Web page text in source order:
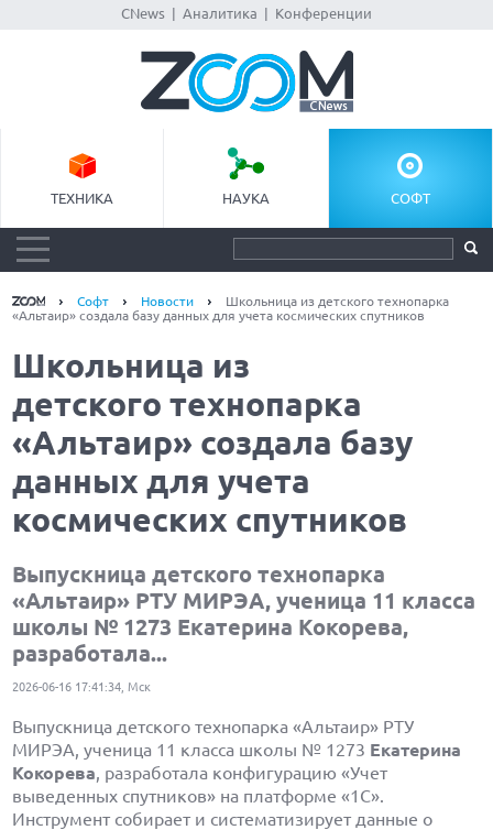
CNews Аналитика Конференции
ТЕХНИКА НАУКА СОФТ
Софт Новости
Школьница из детского технопарка
«Альтаир» создала базу данных для учета космических спутников
Школьница из
детского технопарка
«Альтаир» создала базу
данных для учета
космических спутников
Выпускница детского технопарка
«Альтаир» РТУ МИРЭА, ученица 11 класса
школы № 1273 Екатерина Кокорева,
разработала...
2026-06-16 17:41:34, Мск
Выпускница детского технопарка «Альтаир» РТУ
МИРЭА, ученица 11 класса школы № 1273 Екатерина
Кокорева, разработала конфигурацию «Учет
выведенных спутников» на платформе «1С».
Инструмент собирает и систематизирует данные о